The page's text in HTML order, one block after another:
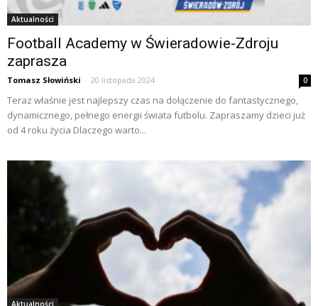
Aktualności
Football Academy w Świeradowie-Zdroju
zaprasza
Tomasz Słowiński - 20 listopada 2024 0
Teraz właśnie jest najlepszy czas na dołączenie do fantastycznego,
dynamicznego, pełnego energii świata futbolu. Zapraszamy dzieci już
od 4 roku życia Dlaczego warto...
Aktualności